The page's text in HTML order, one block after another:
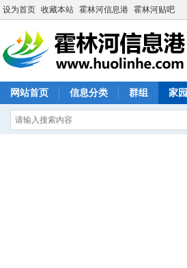
设为首页 收藏本站 霍林河信息港 霍林河贴吧
网站首页 信息分类 群组 家园